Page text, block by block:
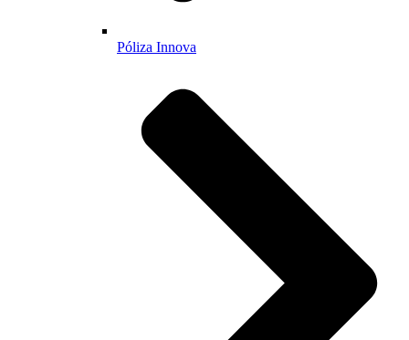
Póliza Innova